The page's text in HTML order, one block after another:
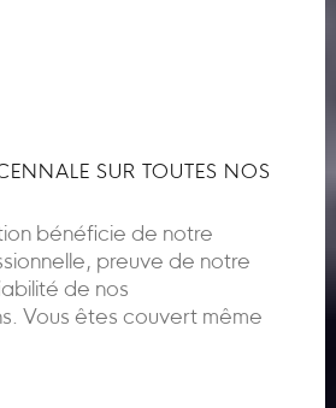
SUR TOUTES NOS
bénéficie de notre
preuve de notre
de nos
Vous êtes couvert même